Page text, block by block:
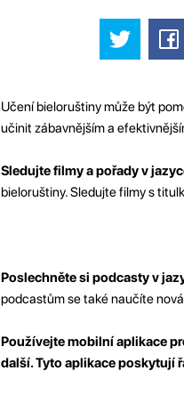
Učení bieloruštiny může být
učinit zábavnějším a
Sledujte filmy a pořady v
bieloruštiny. Sledujte filmy s
Poslechněte si podcasty v
podcastům se také naučíte
Používejte mobilní aplikace
další. Tyto aplikace poskytují